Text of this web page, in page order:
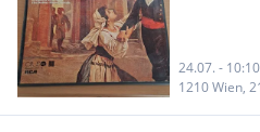
24.07. -
1210 Wien,